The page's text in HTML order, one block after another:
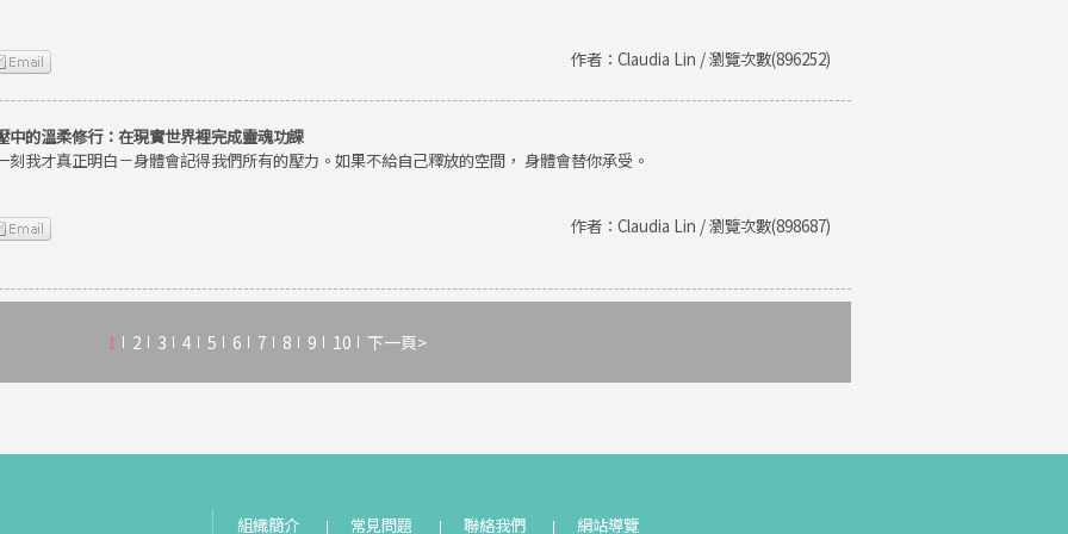
作者：Claudia Lin / 瀏覽次數(896252)
中的溫柔修行：在現實世界裡完成靈魂功課
刻我才真正明白－身體會記得我們所有的壓力。如果不給自己釋放的空間， 身體會替你承受。
作者：Claudia Lin / 瀏覽次數(898687)
1 2 3 4 5 6 7 8 9 10 下一頁>
組織簡介 常見問題 聯絡我們 網站導覽